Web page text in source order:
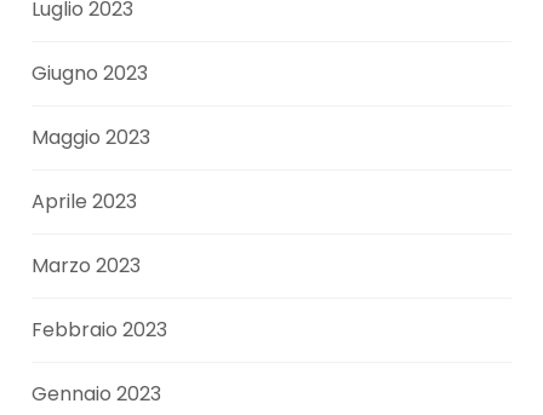
Luglio 2023
Giugno 2023
Maggio 2023
Aprile 2023
Marzo 2023
Febbraio 2023
Gennaio 2023